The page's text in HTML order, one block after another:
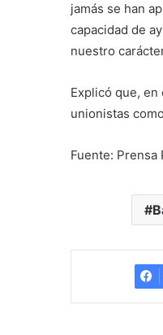
jamás se han
capacidad de
nuestro
Explicó que,
unionistas
Fuente: Prensa